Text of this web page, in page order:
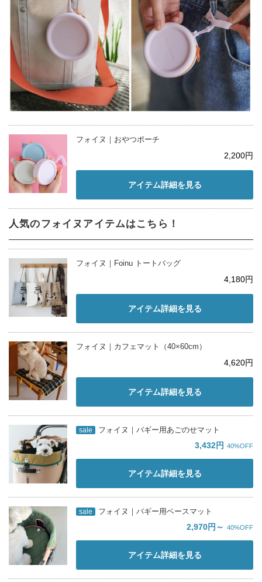
フォイヌ｜おやつポーチ
2,200円
アイテム詳細を見る
人気のフォイヌアイテムはこちら！
フォイヌ｜Foinu トートバッグ
4,180円
アイテム詳細を見る
フォイヌ｜カフェマット（40×60︎cm）
4,620円
アイテム詳細を見る
sale フォイヌ｜バギー用あごのせマット
3,432円 40%OFF
アイテム詳細を見る
sale フォイヌ｜バギー用ベースマット
2,970円～ 40%OFF
アイテム詳細を見る